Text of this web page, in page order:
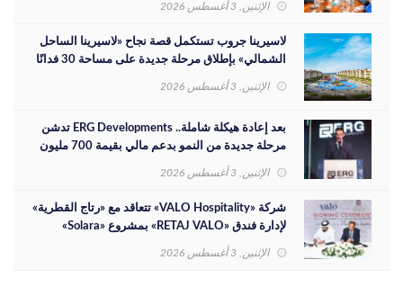
الإثنين, 3 أغسطس 2026
لاسيرينا جروب تستكمل قصة نجاح «لاسيرينا الساحل
الشمالي» بإطلاق مرحلة جديدة على مساحة 30 فدانًا
الإثنين, 3 أغسطس 2026
بعد إعادة هيكلة شاملة.. ERG Developments تدشن
مرحلة جديدة من النمو بدعم مالي بقيمة 700 مليون
الإثنين, 3 أغسطس 2026
شركة «VALO Hospitality» تتعاقد مع «رتاج القطرية»
لإدارة فندق «RETAJ VALO» بمشروع «Solara»
الإثنين, 3 أغسطس 2026